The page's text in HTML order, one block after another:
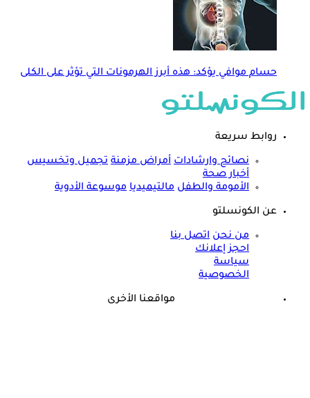
حسام موافي يؤكد: هذه أبرز الهرمونات التي تؤثر على الكلى
روابط سريعة
نصائح وارشادات أمراض مزمنة تجميل وتخسيس
أخبار صحة
الأمومة والطفل مالتيميديا موسوعة الأدوية
عن الكونسلتو
من نحن اتصل بنا
احجز إعلانك
سياسة
الخصوصية
مواقعنا الأخرى